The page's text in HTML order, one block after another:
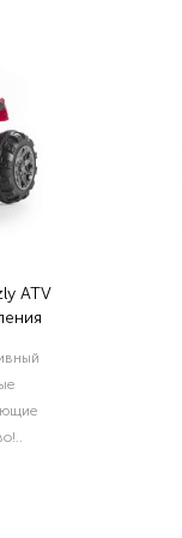
ATV